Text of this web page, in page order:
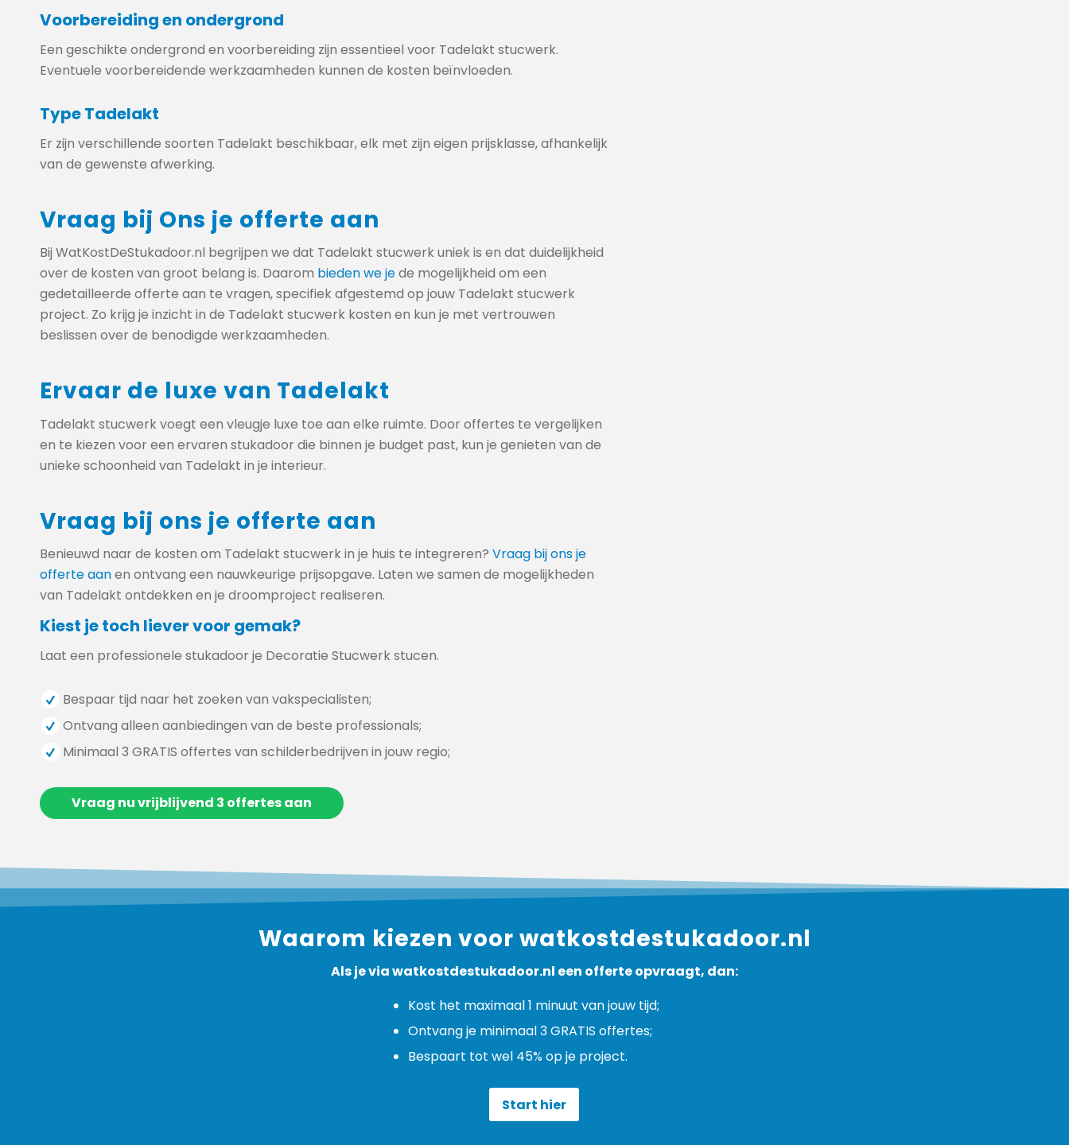
Voorbereiding en ondergrond
Een geschikte ondergrond en voorbereiding zijn essentieel voor Tadelakt stucwerk.
Eventuele voorbereidende werkzaamheden kunnen de kosten beïnvloeden.
Type Tadelakt
Er zijn verschillende soorten Tadelakt beschikbaar, elk met zijn eigen prijsklasse, afhankelijk
van de gewenste afwerking.
Vraag bij Ons je offerte aan
Bij WatKostDeStukadoor.nl begrijpen we dat Tadelakt stucwerk uniek is en dat duidelijkheid
over de kosten van groot belang is. Daarom bieden we jede mogelijkheid om een
gedetailleerde offerte aan te vragen, specifiek afgestemd op jouw Tadelakt stucwerk
project. Zo krijg je inzicht in de Tadelakt stucwerk kosten en kun je met vertrouwen
beslissen over de benodigde werkzaamheden.
Ervaar de luxe van Tadelakt
Tadelakt stucwerk voegt een vleugje luxe toe aan elke ruimte. Door offertes te vergelijken
en te kiezen voor een ervaren stukadoor die binnen je budget past, kun je genieten van de
unieke schoonheid van Tadelakt in je interieur.
Vraag bij ons je offerte aan
Benieuwd naar de kosten om Tadelakt stucwerk in je huis te integreren? Vraag bij ons je
offerte aanen ontvang een nauwkeurige prijsopgave. Laten we samen de mogelijkheden
van Tadelakt ontdekken en je droomproject realiseren.
Kiest je toch liever voor gemak?
Laat een professionele stukadoor je Decoratie Stucwerk stucen.
Bespaar tijd naar het zoeken van vakspecialisten;
Ontvang alleen aanbiedingen van de beste professionals;
Minimaal 3 GRATIS offertes van schilderbedrijven in jouw regio;
Vraag nu vrijblijvend 3 offertes aan
Waarom kiezen voor watkostdestukadoor.nl
Als je via watkostdestukadoor.nl een offerte opvraagt, dan:
Kost het maximaal 1 minuut van jouw tijd;
Ontvang je minimaal 3 GRATIS offertes;
Bespaart tot wel 45% op je project.
Start hier